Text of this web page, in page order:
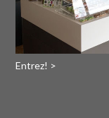
Entrez! >